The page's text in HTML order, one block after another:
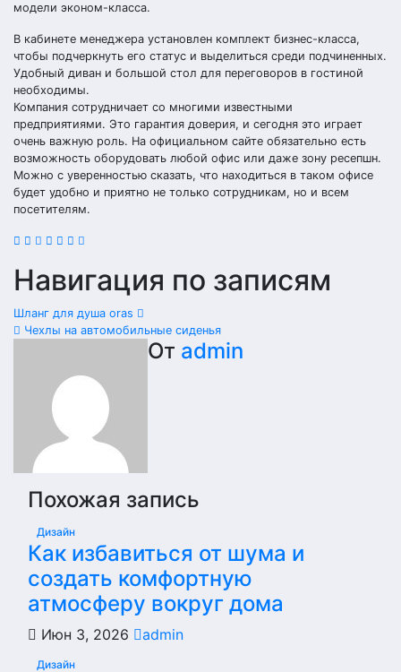
модели эконом-класса.
В кабинете менеджера установлен комплект бизнес-класса,
чтобы подчеркнуть его статус и выделиться среди подчиненных.
Удобный диван и большой стол для переговоров в гостиной
необходимы.
Компания сотрудничает со многими известными
предприятиями. Это гарантия доверия, и сегодня это играет
очень важную роль. На официальном сайте обязательно есть
возможность оборудовать любой офис или даже зону ресепшн.
Можно с уверенностью сказать, что находиться в таком офисе
будет удобно и приятно не только сотрудникам, но и всем
посетителям.
Навигация по записям
Шланг для душа oras
Чехлы на автомобильные сиденья
От admin
Похожая запись
Дизайн
Как избавиться от шума и
создать комфортную
атмосферу вокруг дома
Июн 3, 2026 admin
Дизайн